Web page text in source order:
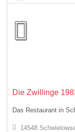
Die Zwillinge
Das Restaurant in
14548